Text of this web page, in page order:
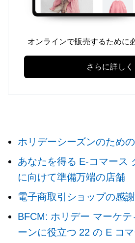
オンラインで販売するために
さらに詳しく
ホリデーシーズンのため
あなたを得る E-コマース
に向けて準備万端の店舗
電子商取引ショップの感
BFCM: ホリデー マーケ
ーンに役立つ 22 の E コ